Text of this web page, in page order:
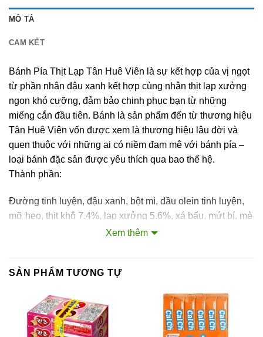
MÔ TẢ
CAM KẾT
Bánh Pía Thịt Lạp Tân Huê Viên là sự kết hợp của vị ngọt
từ phần nhân đậu xanh kết hợp cùng nhân thịt lạp xưởng
ngon khó cưỡng, đảm bảo chinh phục bạn từ những
miếng cắn đầu tiên. Bánh là sản phẩm đến từ thương hiệu
Tân Huê Viên vốn được xem là thương hiệu lâu đời và
quen thuộc với những ai có niềm đam mê với bánh pía –
loại bánh đặc sản được yêu thích qua bao thế hệ.
Thành phần:
Đường tinh luyện, đậu xanh, bột mì, dầu olein tinh luyện,
mỡ heo, thịt khô 7.4%, lạp xưởng 5.6%, xá bấu, mứt bí, mè
trắng, hành phi, rượu mùi mai quế lộ, mạch nha, nước,
Dùng trực tiếp ngay khi mở bao bì.
Xem thêm
SẢN PHẨM TƯƠNG TỰ